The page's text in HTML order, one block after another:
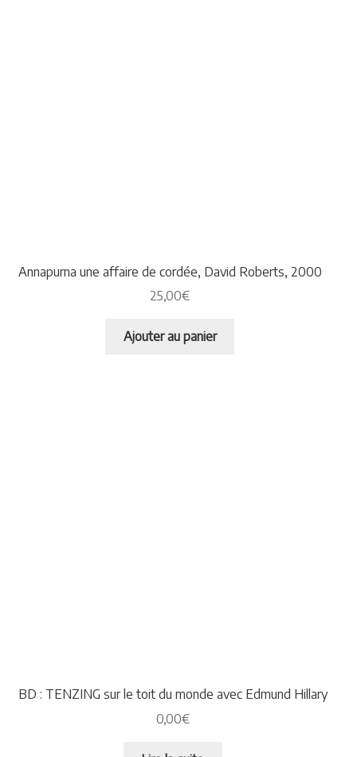
Annapurna une affaire de cordée, David Roberts, 2000
25,00€
Ajouter au panier
BD : TENZING sur le toit du monde avec Edmund Hillary
0,00€